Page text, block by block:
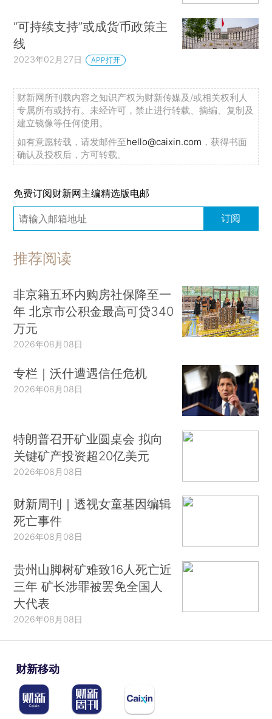
“可持续支持”或成货币政策主
线
2023年02月27日 APP打开
财新网所刊载内容之知识产权为财新传媒及/或相关权利人
专属所有或持有。未经许可，禁止进行转载、摘编、复制及
建立镜像等任何使用。
如有意愿转载，请发邮件至hello@caixin.com ，获得书面
确认及授权后，方可转载。
免费订阅财新网主编精选版电邮
订阅
推荐阅读
非京籍五环内购房社保降至一
年 北京市公积金最高可贷340
万元
2026年08月08日
专栏｜沃什遭遇信任危机
2026年08月08日
特朗普召开矿业圆桌会 拟向
关键矿产投资超20亿美元
2026年08月08日
财新周刊｜透视女童基因编辑
死亡事件
2026年08月08日
贵州山脚树矿难致16人死亡近
三年 矿长涉罪被罢免全国人
大代表
2026年08月08日
财新移动